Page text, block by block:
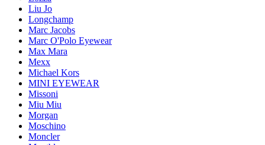
Liu Jo
Longchamp
Marc Jacobs
Marc O'Polo Eyewear
Max Mara
Mexx
Michael Kors
MINI EYEWEAR
Missoni
Miu Miu
Morgan
Moschino
Moncler